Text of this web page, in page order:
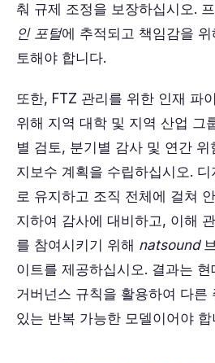
춰 규제 조정을 보장하십시오.
인 포털에 추적되고 책임감을
토해야 합니다.
또한, FTZ 관리를 위한 인재 파
위해 지역 대학 및 지역 산업 그
별 검토, 분기별 감사 및 연간
지보수 계획을 수립하십시오.
로 유지하고 조직 전체에 걸쳐
지하여 감사에 대비하고, 이해
를 참여시키기 위해 natsound
이트를 제공하십시오. 결과는
거버넌스 규칙을 활용하여 다른
있는 반복 가능한 모델이어야